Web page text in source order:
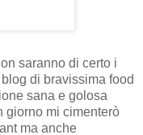
saranno di certo i
di bravissima food
sana e golosa
giorno mi cimenterò
ma anche